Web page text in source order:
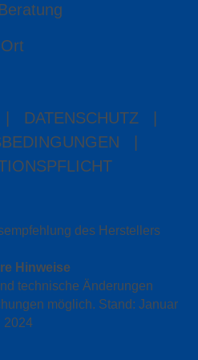
DATENSCHUTZ
des Herstellers
Hinweise
technische Änderungen
möglich. Stand: Januar
2024